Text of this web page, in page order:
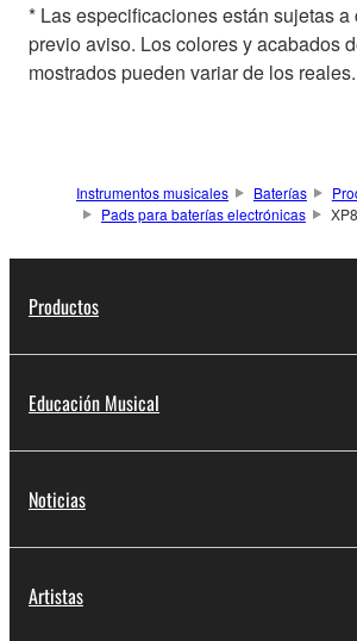
* Las especificaciones están sujetas a
previo aviso. Los colores y acabados
mostrados pueden variar de los reales.
Instrumentos musicales Baterías
Pads para baterías electrónicas
Productos
Educación Musical
Noticias
Artistas